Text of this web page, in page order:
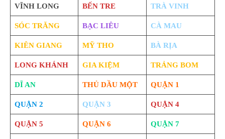
VĨNH LONG BẾN TRE TRÀ VINH
SÓC TRĂNG BẠC LIÊU CÀ MAU
KIÊN GIANG MỸ THO BÀ RỊA
LONG KHÁNH GIA KIỆM TRẢNG BOM
DĨ AN THỦ DẦU MỘT QUẬN 1
QUẬN 2 QUẬN 3 QUẬN 4
QUẬN 5 QUẬN 6 QUẬN 7